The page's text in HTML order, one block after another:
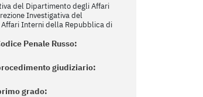
del Dipartimento degli Affari
Investigativa del
Interni della Repubblica di
Penale Russo:
giudiziario:
grado: